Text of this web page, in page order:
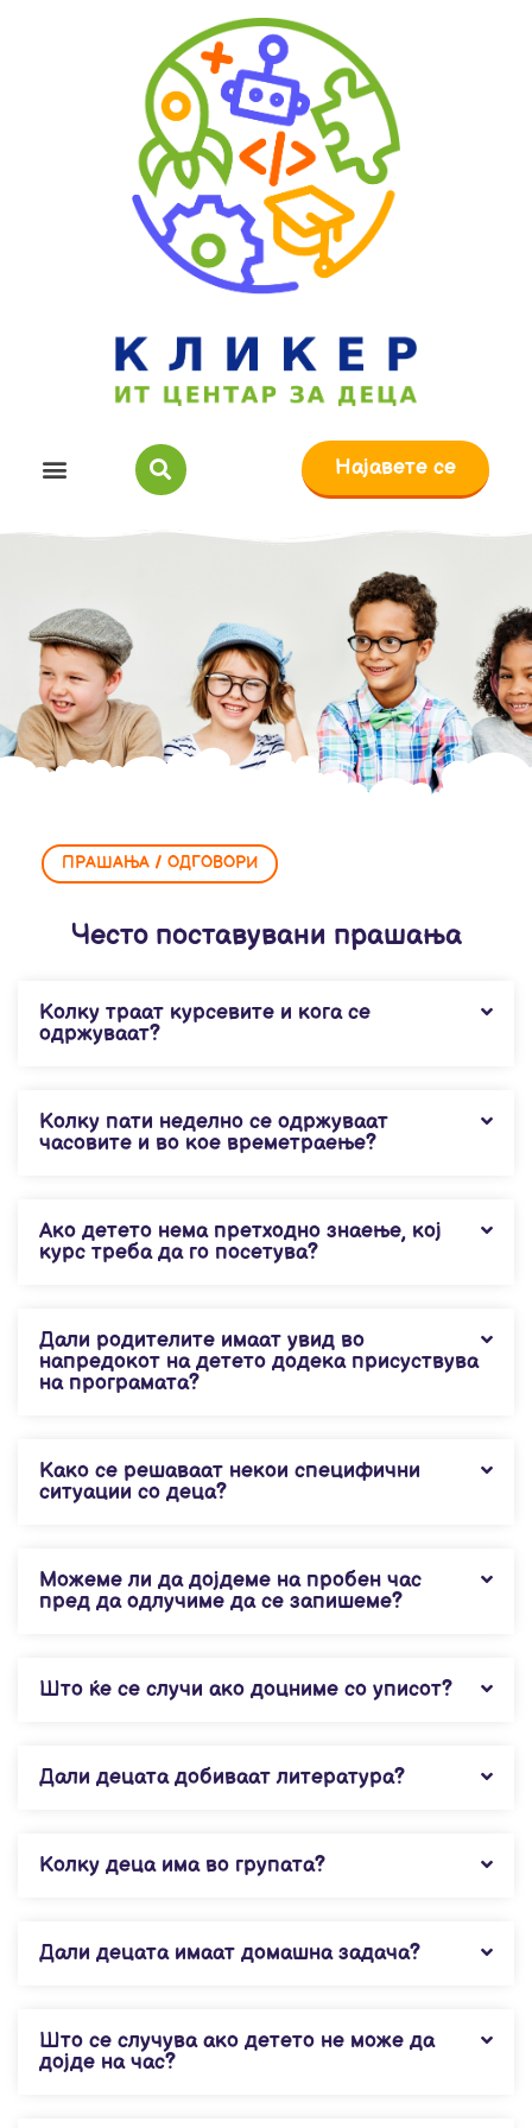
Најавете се
ПРАШАЊА / ОДГОВОРИ
Често поставувани прашања
Колку траат курсевите и кога се
одржуваат?
Колку пати неделно се одржуваат
часовите и во кое времетраење?
Ако детето нема претходно знаење, кој
курс треба да го посетува?
Дали родителите имаат увид во
напредокот на детето додека присуствува
на програмата?
Како се решаваат некои специфични
ситуации со деца?
Можеме ли да дојдеме на пробен час
пред да одлучиме да се запишеме?
Што ќе се случи ако доцниме со уписот?
Дали децата добиваат литература?
Колку деца има во групата?
Дали децата имаат домашна задача?
Што се случува ако детето не може да
дојде на час?